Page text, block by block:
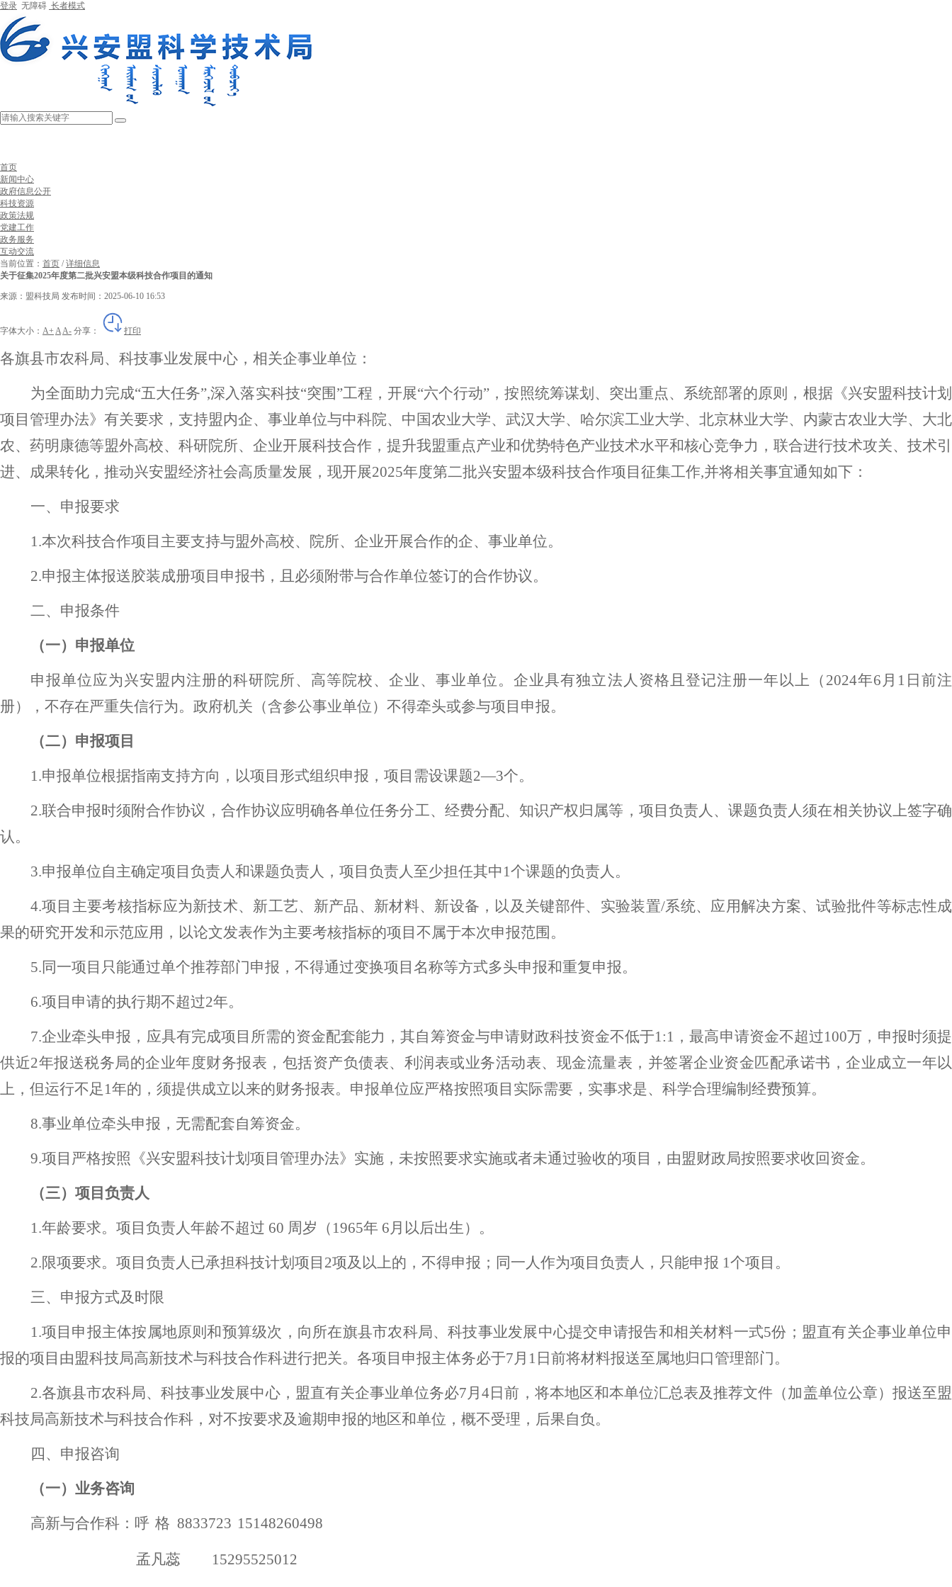
登录 无障碍 长者模式
首页
新闻中心
政府信息公开
科技资源
政策法规
党建工作
政务服务
互动交流
当前位置： 首页 /详细信息
关于征集2025年度第二批兴安盟本级科技合作项目的通知
来源：盟科技局 发布时间：2025-06-10 16:53
字体大小： A+ AA- 分享： 打印
各旗县市农科局、 科技事业发展中心 ， 相关企事业单位 ：
为全面助力完成“五大任务”,深入落实科技“突围”工程，开展“六个行动”，按照统筹谋划、突出重点、系统部署的原则，根据《兴安盟科技计划
项目管理办法》有关要求，支持盟内企、事业单位与中科院、中国农业大学、武汉大学、哈尔滨工业大学、北京林业大学、内蒙古农业大学、大北
农、药明康德等盟外高校、科研院所、企业开展科技合作，提升我盟重点产业和优势特色产业技术水平和核心竞争力，联合进行技术攻关、技术引
进、成果转化，推动兴安盟经济社会高质量发展，现开展2025年度第二批兴安盟本级科技合作项目征集工作,并将相关事宜通知如下：
一、申报要求
1.本次科技合作项目主要支持与盟外高校、院所、企业开展合作的企、事业单位。
2.申报主体报送胶装成册项目申报书，且必须附带与合作单位签订的合作协议。
二、申报条件
（一）申报单位
申报单位应为兴安盟内注册的科研院所、高等院校、企业、事业单位。企业具有独立法人资格且登记注册一年以上（ 2024年6 月 1日 前注
册），不存在严重失信行为。政府机关（含参公事业单位）不得牵头或参与项目申报。
（二）申报项目
1.申报单位根据指南支持方向，以项目形式组织申报，项目需设课题2—3个。
2.联合申报时须附合作协议，合作协议应明确各单位任务分工、经费分配、知识产权归属等，项目负责人、课题负责人须在相关协议上签字确
认。
3.申报单位自主确定项目负责人和课题负责人，项目负责人至少担任其中1个课题的负责人。
4.项目主要考核指标应为新技术、新工艺、新产品、新材料、新设备，以及关键部件、实验装置/系统、应用解决方案、试验批件等标志性成
果的研究开发和示范应用，以论文发表作为主要考核指标的项目不属于本次申报范围。
5.同一项目只能通过单个推荐部门申报，不得通过变换项目名称等方式多头申报和重复申报。
6.项目申请的执行期不超过2年。
7.企业牵头申报，应具有完成项目所需的资金配套能力，其自筹资金与申请财政科技资金不低于1:1，最高申请资金不超过100万，申报时须提
供近2年报送税务局的企业年度财务报表，包括资产负债表、利润表或业务活动表、现金流量表，并签署企业资金匹配承诺书，企业成立一年以
上，但运行不足1年的，须提供成立以来的财务报表。申报单位应严格按照项目实际需要，实事求是、科学合理编制经费预算。
8.事业单位牵头申报，无需配套自筹资金。
9.项目严格按照《兴安盟科技计划项目管理办法》实施，未按照要求实施或者未通过验收的项目，由盟财政局按照要求收回资金。
（三）项目负责人
1.年龄要求。项目负责人年龄不超过 60 周岁（1965年 6月以后出生）。
2.限项要求。项目负责人已承担科技计划项目2项及以上的，不得申报；同一人作为项目负责人，只能申报 1个项目。
三、申报方式及时限
1.项目申报主体按属地原则和预算级次，向所在旗县市农科局、科技事业发展中心提交申请报告和相关材料一式5份；盟直有关企事业单位申
报的项目由盟科技局高新技术与科技合作科进行把关。各项目申报主体务必于7月 1 日 前将材料报送至属地归口管理部门。
2.各旗县市农科局、科技事业发展中心，盟直有关企事业单位务必7月4日前，将本地区和本单位汇总表及推荐文件（加盖单位公章）报送至盟
科技局高新技术与科技合作科，对不按要求及逾期申报的地区和单位，概不受理，后果自负。
四、申报咨询
（一）业务咨询
高新与合作科：呼 格 8833723 15148260498
孟凡蕊 15295525012